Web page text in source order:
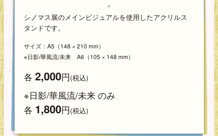
シノマス展のメインビジュアルを使用したアクリルス
タンドです。
サイズ：A5（148 × 210 mm）
※日影/華風流/未来 A6（105 × 148 mm）
各2,000円(税込)
※日影/華風流/未来 のみ
各 1,800円(税込)